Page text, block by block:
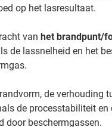
op het lasresultaat.
van het brandpunt/
de lassnelheid en het
de verhouding
de processtabiliteit
door beschermgassen.